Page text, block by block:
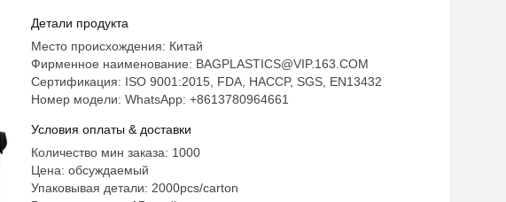
транспортировки продуктов питания
Прохладитель Печатный отсек Контроль
температуры на ходу Упаковка и доставка
продуктов питания Уплотненная
Детали продукта
Место происхождения: Китай
Фирменное наименование: BAGPLASTICS@VIP.163.COM
Сертификация: ISO 9001:2015, FDA, HACCP, SGS, EN13432
Номер модели: WhatsApp: +8613780964661
Условия оплаты & доставки
Количество мин заказа: 1000
Цена: обсуждаемый
Упаковывая детали: 2000pcs/carton